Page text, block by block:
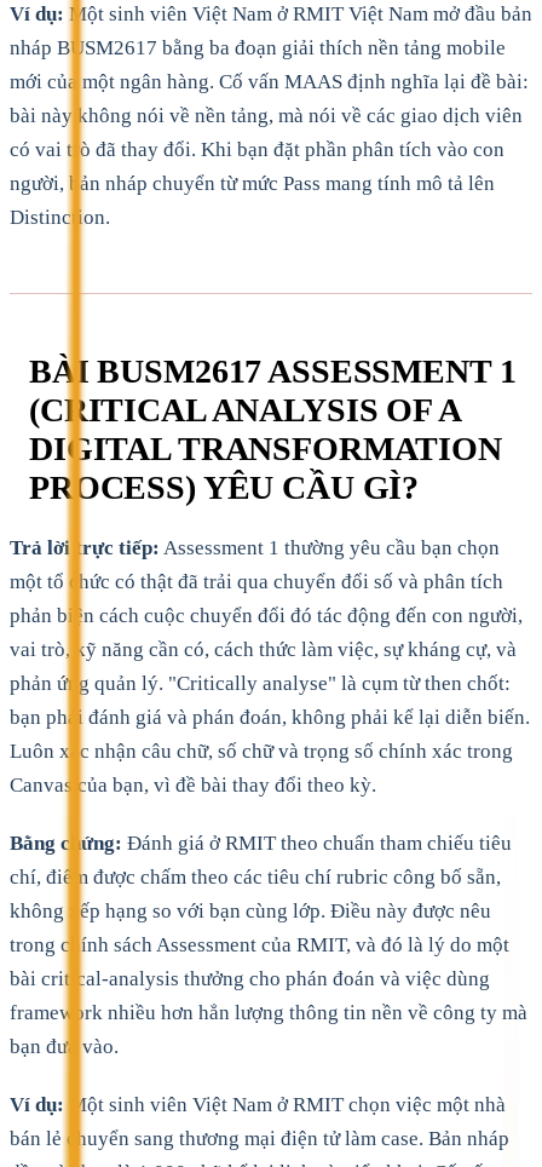
Ví dụ: Một sinh viên Việt Nam ở RMIT Việt Nam mở đầu bản
nháp BUSM2617 bằng ba đoạn giải thích nền tảng mobile
mới của một ngân hàng. Cố vấn MAAS định nghĩa lại đề bài:
bài này không nói về nền tảng, mà nói về các giao dịch viên
có vai trò đã thay đổi. Khi bạn đặt phần phân tích vào con
người, bản nháp chuyển từ mức Pass mang tính mô tả lên
Distinction.
BÀI BUSM2617 ASSESSMENT 1
(CRITICAL ANALYSIS OF A
DIGITAL TRANSFORMATION
PROCESS) YÊU CẦU GÌ?
Trả lời trực tiếp: Assessment 1 thường yêu cầu bạn chọn
một tổ chức có thật đã trải qua chuyển đổi số và phân tích
phản biện cách cuộc chuyển đổi đó tác động đến con người,
vai trò, kỹ năng cần có, cách thức làm việc, sự kháng cự, và
phản ứng quản lý. "Critically analyse" là cụm từ then chốt:
bạn phải đánh giá và phán đoán, không phải kể lại diễn biến.
Luôn xác nhận câu chữ, số chữ và trọng số chính xác trong
Canvas của bạn, vì đề bài thay đổi theo kỳ.
Bằng chứng: Đánh giá ở RMIT theo chuẩn tham chiếu tiêu
chí, điểm được chấm theo các tiêu chí rubric công bố sẵn,
không xếp hạng so với bạn cùng lớp. Điều này được nêu
trong chính sách Assessment của RMIT, và đó là lý do một
bài critical-analysis thưởng cho phán đoán và việc dùng
framework nhiều hơn hẳn lượng thông tin nền về công ty mà
bạn đưa vào.
Ví dụ:
Một sinh viên Việt Nam ở RMIT chọn việc một nhà
bán lẻ chuyển sang thương mại điện tử làm case. Bản nháp